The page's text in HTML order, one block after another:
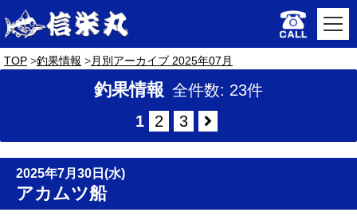
TOP 釣果情報 月別アーカイブ 2025年07月
釣果情報 全件数: 23件
1
2 3
2025年7月30日(水)
アカムツ船